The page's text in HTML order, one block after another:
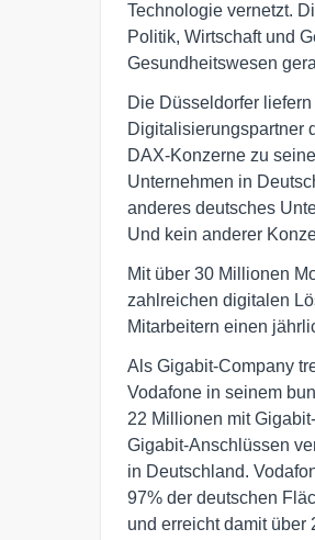
Technologie vernetzt.
Politik, Wirtschaft und
Gesundheitswesen
Die Düsseldorfer
Digitalisierungspartner
DAX-Konzerne zu
Unternehmen in
anderes deutsches
Und kein anderer
Mit über 30 Millionen
zahlreichen digitalen
Mitarbeitern einen
Als Gigabit-Company
Vodafone in seinem
22 Millionen mit
Gigabit-Anschlüssen
in Deutschland.
97% der deutschen
und erreicht damit